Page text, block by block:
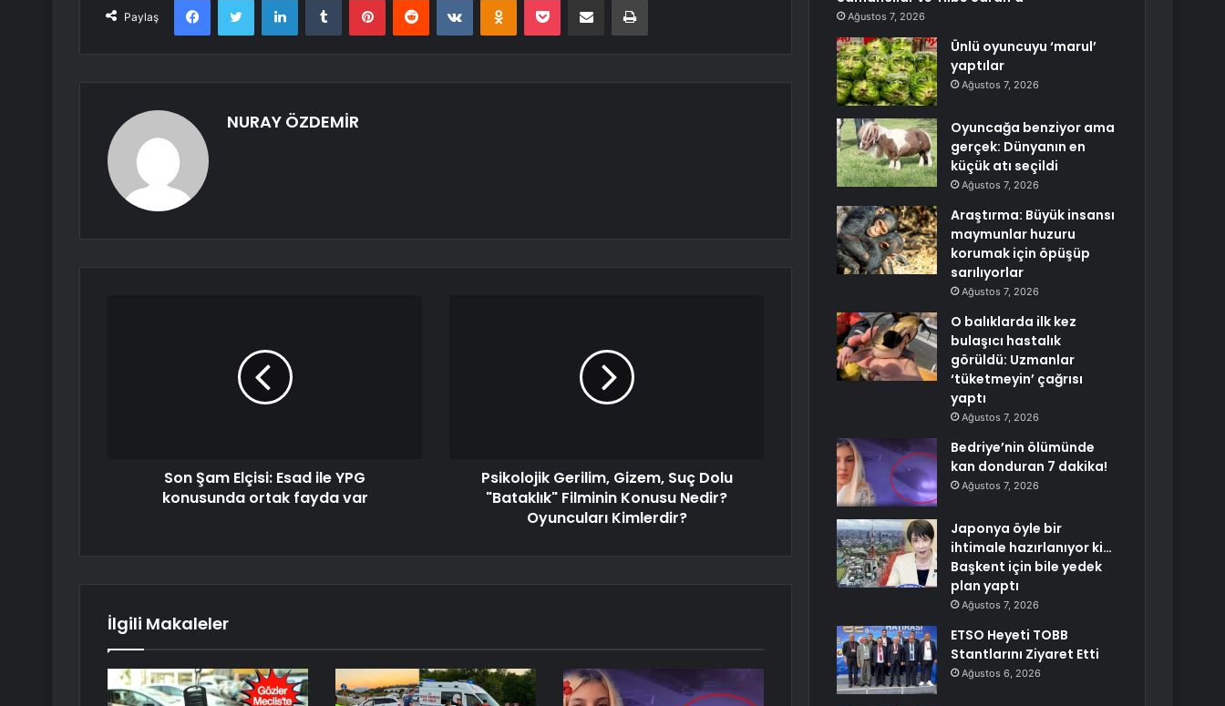
Paylaş
NURAY ÖZDEMİR
Son Şam Elçisi: Esad ile YPG
konusunda ortak fayda var
Psikolojik Gerilim, Gizem, Suç Dolu
"Bataklık" Filminin Konusu Nedir?
Oyuncuları Kimlerdir?
İlgili Makaleler
Ağustos 7, 2026
Ünlü oyuncuyu ‘marul’
yaptılar
Ağustos 7, 2026
Oyuncağa benziyor ama
gerçek: Dünyanın en
küçük atı seçildi
Ağustos 7, 2026
Araştırma: Büyük insansı
maymunlar huzuru
korumak için öpüşüp
sarılıyorlar
Ağustos 7, 2026
O balıklarda ilk kez
bulaşıcı hastalık
görüldü: Uzmanlar
‘tüketmeyin’ çağrısı
yaptı
Ağustos 7, 2026
Bedriye’nin ölümünde
kan donduran 7 dakika!
Ağustos 7, 2026
Japonya öyle bir
ihtimale hazırlanıyor ki…
Başkent için bile yedek
plan yaptı
Ağustos 7, 2026
ETSO Heyeti TOBB
Stantlarını Ziyaret Etti
Ağustos 6, 2026